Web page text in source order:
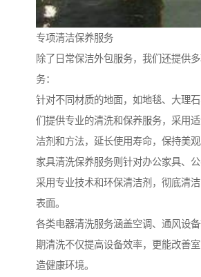
专项清洁保养服务
除了日常保洁外包服务，我们还提供
务：
针对不同材质的地面，如地毯、大理
们提供专业的清洗和保养服务，采用
洁剂和方法，延长使用寿命，保持美观
家具清洗保养服务则针对办公家具、公
采用专业技术和环保清洁剂，彻底清
表面。
各类电器清洗服务涵盖空调、通风设
期清洗不仅提高设备效率，更能改善
造健康环境。